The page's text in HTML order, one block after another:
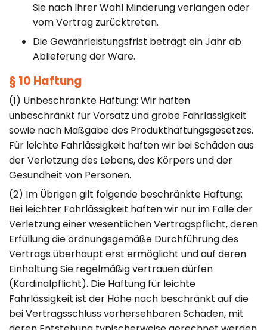
Sie nach Ihrer Wahl Minderung verlangen oder
vom Vertrag zurücktreten.
Die Gewährleistungsfrist beträgt ein Jahr ab
Ablieferung der Ware.
§ 10 Haftung
(1) Unbeschränkte Haftung: Wir haften
unbeschränkt für Vorsatz und grobe Fahrlässigkeit
sowie nach Maßgabe des Produkthaftungsgesetzes.
Für leichte Fahrlässigkeit haften wir bei Schäden aus
der Verletzung des Lebens, des Körpers und der
Gesundheit von Personen.
(2) Im Übrigen gilt folgende beschränkte Haftung:
Bei leichter Fahrlässigkeit haften wir nur im Falle der
Verletzung einer wesentlichen Vertragspflicht, deren
Erfüllung die ordnungsgemäße Durchführung des
Vertrags überhaupt erst ermöglicht und auf deren
Einhaltung Sie regelmäßig vertrauen dürfen
(Kardinalpflicht). Die Haftung für leichte
Fahrlässigkeit ist der Höhe nach beschränkt auf die
bei Vertragsschluss vorhersehbaren Schäden, mit